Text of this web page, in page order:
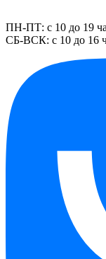
ПН-ПТ: с 10 до 19
СБ-ВСК: с 10 до 16